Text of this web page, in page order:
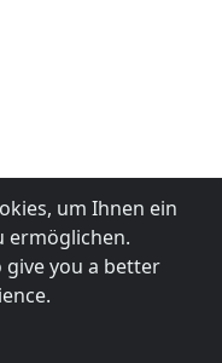
um Ihnen ein
ermöglichen.
give you a better